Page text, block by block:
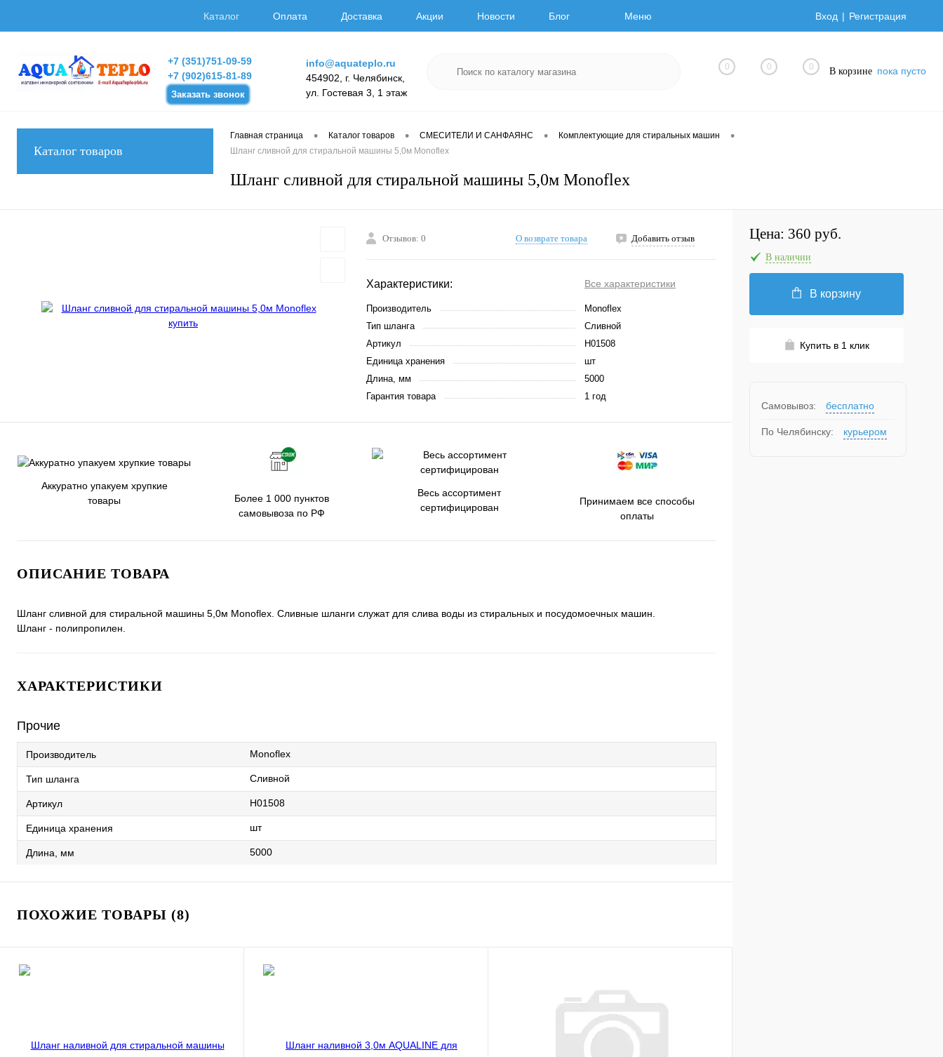
Каталог Оплата Доставка Акции Новости Блог Меню Вход Регистрация
+7 (351)751-09-59
+7 (902)615-81-89
Заказать звонок
info@aquateplo.ru
454902, г. Челябинск,
ул. Гостевая 3, 1 этаж
0 0 0 В корзине пока пусто
Каталог товаров
Главная страница • Каталог товаров • СМЕСИТЕЛИ И САНФАЯНС • Комплектующие для стиральных машин •
Шланг сливной для стиральной машины 5,0м Monoflex
Шланг сливной для стиральной машины 5,0м Monoflex
Отзывов: 0 О возврате товара Добавить отзыв
Характеристики: Все характеристики
Производитель
Monoflex
Тип шланга
Сливной
Артикул
Н01508
Единица хранения
шт
Длина, мм
5000
Гарантия товара
1 год
Аккуратно упакуем хрупкие
товары
Более 1 000 пунктов
самовывоза по РФ
Весь ассортимент
сертифицирован
Принимаем все способы
оплаты
ОПИСАНИЕ ТОВАРА
Шланг сливной для стиральной машины 5,0м Monoflex. Сливные шланги служат для слива воды из стиральных и посудомоечных машин.
Шланг - полипропилен.
ХАРАКТЕРИСТИКИ
Прочие
Производитель Monoflex
Тип шланга Сливной
Артикул Н01508
Единица хранения шт
Длина, мм 5000
ПОХОЖИЕ ТОВАРЫ (8)
Цена: 360 руб.
В наличии
В корзину
Купить в 1 клик
Самовывоз: бесплатно
По Челябинску: курьером